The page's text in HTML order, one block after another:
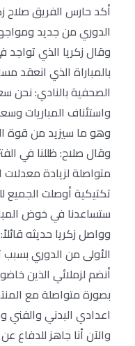
أكد حارس الفريق صلاح
الدوري من جديد
وقال زكريا الذي
بالمباراة الذي انعقد
الصحفية بالنادي: نحن
واستئناف المباريات
وهو ما سيزيد من قوة
وقال صلاح: ظللنا في
متواصلة لزيادة معدلات
تكتيكية أوصلت الجميع
ستساعدنا في خوض
وواصل زكريا حديثه
الأولى من الدوري
أنضم لزملائي الذين
بصورة متواصلة مع
اعدادي البدني والفني
والآن أنا جاهز للدفاع